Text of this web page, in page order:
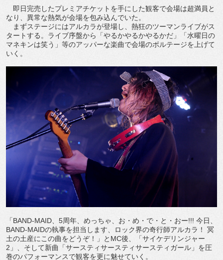
即日完売したプレミアチケットを手にした観客で会場は超満員と
なり、異常な熱気が会場を包み込んでいた。
まずステージにはアルカラが登場し、熱狂のツーマンライブがス
タートする。ライブ序盤から「やるかやるかやるかだ」「水曜日の
マネキンは笑う」等のアッパーな楽曲で会場のボルテージを上げて
いく。
「BAND-MAID、5周年、めっちゃ、お・め・で・と・おー!!! 今日、
BAND-MAIDの執事を担当します、ロック界の奇行師アルカラ！ 冥
土の土産にこの曲をどうぞ！」とMC後、「サイケデリンジャー
2」、そして新曲「サースティサースティサースティガール」を圧
巻のパフォーマンスで観客を更に魅せていく。